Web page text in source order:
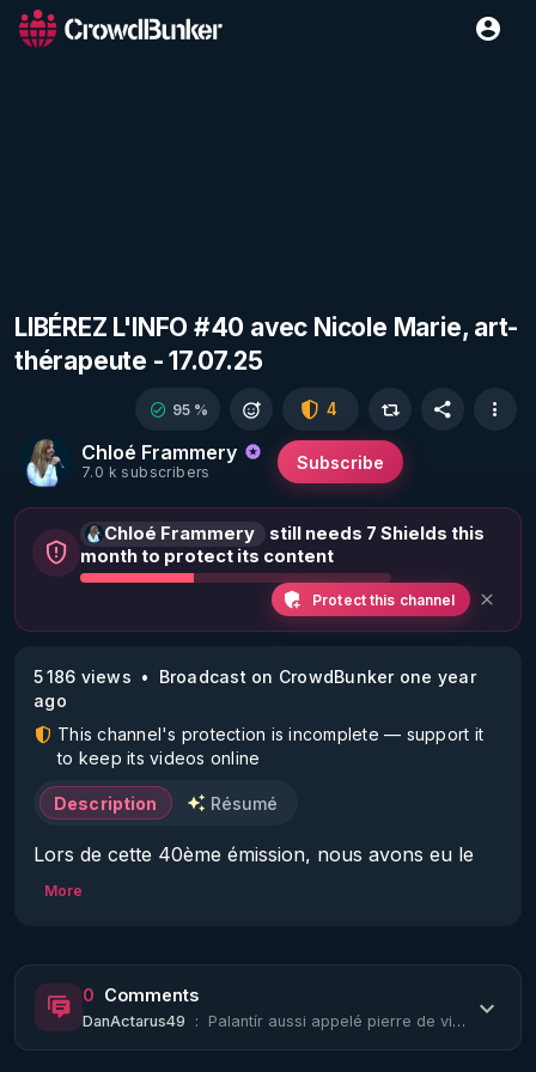
LIBÉREZ L'INFO #40 avec Nicole Marie, art-
thérapeute - 17.07.25
Chloé Frammery
7.0 k subscribers
Subscribe
95 % 4
Chloé Frammery
still needs 7 Shields this
month to protect its content
Protect this channel
5 186 views
Broadcast on CrowdBunker one year
ago
This channel's protection is incomplete — support it
to keep its videos online
Description Résumé
Lors de cette 40ème émission, nous avons eu le
plaisir d'accueillir Nicole Marie, qui est art-
carcéral, des adolescents, des femmes. « Pair
expert » en victimologie, addiction et sexologie, elle
propose depuis une dizaine d’années des
conférence et des ateliers sur les addictions, le
More
0 Comments
DanActarus49 : Palantír aussi appelé pierre de vision permettant à son utilisateur d'observer d...